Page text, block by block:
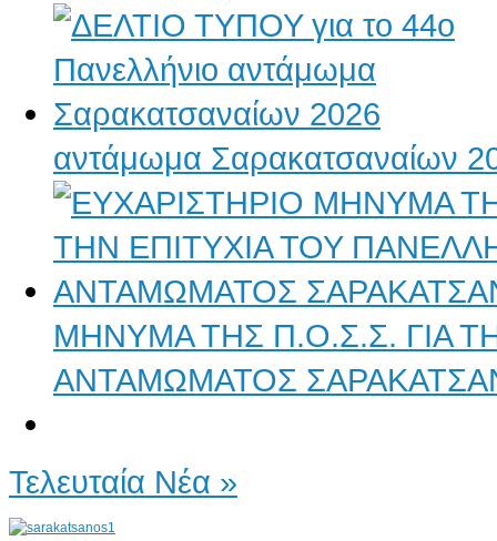
αντάμωμα Σαρακατσαναίων
ΜΗΝΥΜΑ ΤΗΣ Π.Ο.Σ.Σ. ΓΙΑ
ΑΝΤΑΜΩΜΑΤΟΣ
Τελευταία Νέα »